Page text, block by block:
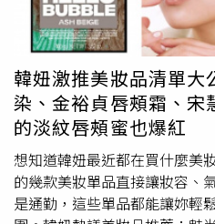
麗》（천국보다 아름다운）
不住落淚，因為很多隻毛小孩
仍對那些畫面感觸深刻。
韓妞激推美妝品清單
染、金裕貞唇頰霜、宋
的淡紋唇頰蜜也爆紅
想知道韓妞最近都在買什麼美
的幾款美妝單品直接讓妝容、
是通勤，這些單品都能讓妳輕